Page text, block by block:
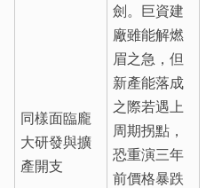
同樣面臨龐
大研發與擴
產開支
劍。巨資建
廠雖能解燃
眉之急，但
新產能落成
之際若遇上
周期拐點，
恐重演三年
前價格暴跌